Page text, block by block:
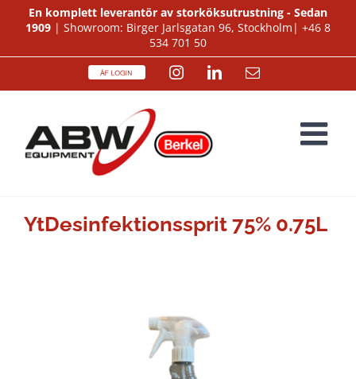
Fortsätt
innehållet
En komplett leverantör av storköksutrustning - Sedan
1909 | Showroom: Birger Jarlsgatan 96, Stockholm| +46 8
534 701 50
ÅF
InstagramLinkedIn
E-
YtDesinfektionssprit 75% 0.75L